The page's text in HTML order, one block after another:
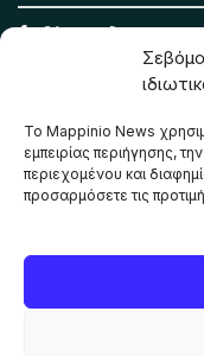
Το Mappinio News
εμπειρίας περιήγησης,
περιεχομένου και
προσαρμόσετε τις
Το Mappinio.net
λειτουργία της
και την προβολή